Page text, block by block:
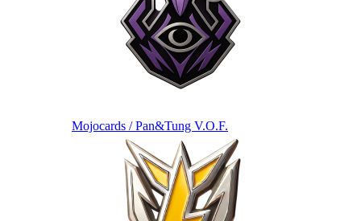
Mojocards / Pan&Tung V.O.F.